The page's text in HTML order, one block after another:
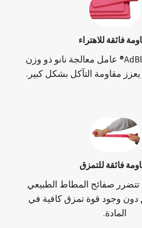
فائقة للاهتراء
يستخدم أد بلو AdBlue® عامل معالجة نانو ذو وزن
مقاومة التآكل بشكل كبير.
فائقة للتمزق
تتضرر صفائح المطاط الطبيعي
دون وجود قوة تمزق كافية في
المادة.